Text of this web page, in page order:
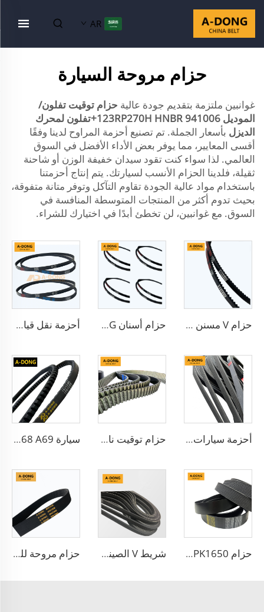
AR
حزام مروحة السيارة
غوانبين ملتزمة بتقديم جودة عالية حزام توقيت تفلون/
الموديل 941006 123RP270H HNBR+تفلون لمحرك
الديزل بأسعار الجملة. تم تصنيع أحزمة المراوح لدينا وفقًا
أقسى المعايير، مما يوفر بعض الأداء الأفضل في السوق
العالمي. لذا سواء كنت تقود سيدان خفيفة الوزن أو شاحنة
ثقيلة، فلدينا الحزام الأنسب لسيارتك. يتم إنتاج أحزمتنا
باستخدام مواد عالية الجودة تقاوم التآكل وتوفر متانة متفوقة،
بحيث تدوم أكثر من المنتجات المتوسطة المنافسة في
السوق. مع غوانبين، لن تخطئ أبدًا في اختيارك للشراء.
حزام V مسنن مطاطي للسيارات حزام أسنان A-DONG أحزمة نقل عالية الأداء أحزمة نقل قياسية مزودة بأسنان 6PK1140 للسيارات
أحزمة سيارات من مادة EPDM 8PK2895، سيور مطاطية، سيور مراوح الشاحنات 10PK حزام توقيت ناقل الحركة الآلي من مادة المطاط حسب الطلب، منتج جديد بمواصفات OEM سيارة A65 A66 A67 A68 A69 حزام V حزام مسنن مطاطي BX70 حزام مروحة V
حزام PK 5PK1650 لمولد السيارة حزام V ذو حواف 5PK865 شريط V الصيني لمصنع المحرك شريط 6PK2563 مشقوق PK 5PK692 شريط ناقل للرياح حزام مروحة للسيارة 6PK حزام نقل محرك حزام Poly V